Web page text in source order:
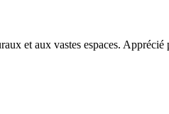
et aux vastes espaces.